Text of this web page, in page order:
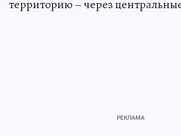
территорию – через